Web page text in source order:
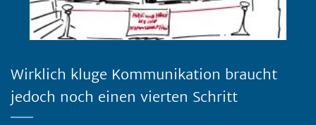
Wirklich kluge Kommunikation braucht
jedoch noch einen vierten Schritt